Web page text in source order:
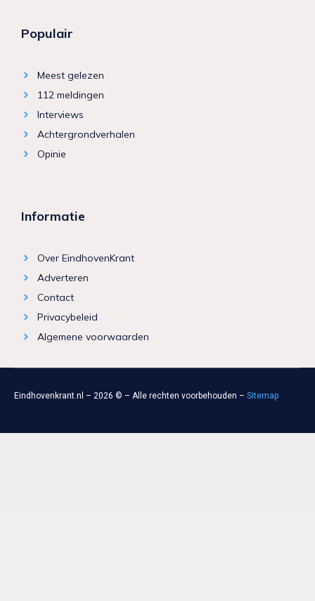
Populair
Meest gelezen
112 meldingen
Interviews
Achtergrondverhalen
Opinie
Informatie
Over EindhovenKrant
Adverteren
Contact
Privacybeleid
Algemene voorwaarden
Eindhovenkrant.nl – 2026 © – Alle rechten voorbehouden – Sitemap